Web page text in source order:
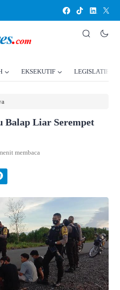
EKSEKUTIF LEGISLATIF
Balap Liar Serempet
membaca